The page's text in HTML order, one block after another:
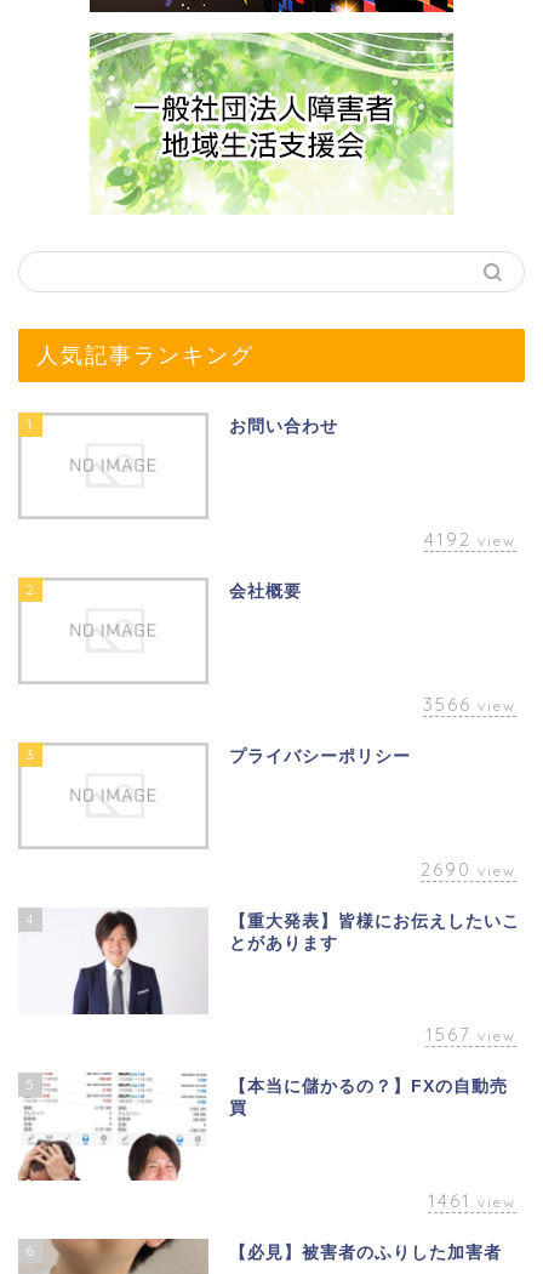
人気記事ランキング
1 お問い合わせ
4192 view
2 会社概要
3566 view
3 プライバシーポリシー
2690 view
4
【重大発表】皆様にお伝えしたいこ
とがあります
1567 view
5
【本当に儲かるの？】FXの自動売
買
1461 view
6 【必見】被害者のふりした加害者